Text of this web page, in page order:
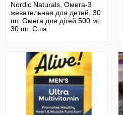
Nordic Naturals, Омега-3
жевательная для детей, 30
шт. Омега для дітей 500 мг,
30 шт. Сша